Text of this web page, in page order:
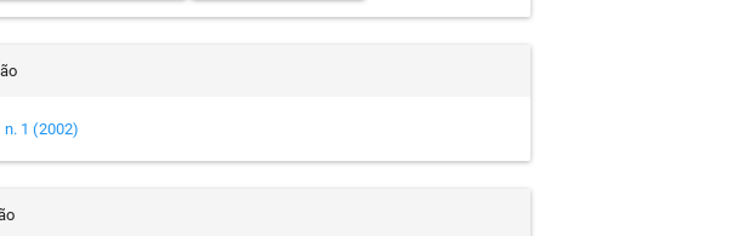
n. 1 (2002)